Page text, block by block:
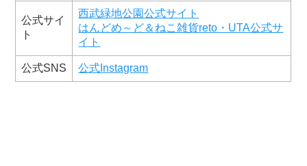
公式サイ
ト
西武緑地公園公式サイト
はんどめ～ど＆ねこ雑貨reto・UTA公式サ
イト
公式SNS 公式Instagram